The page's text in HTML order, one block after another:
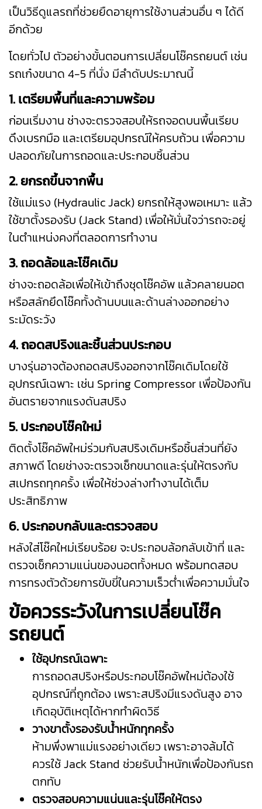
เป็นวิธีดูแลรถที่ช่วยยืดอายุการใช้งานส่วนอื่น ๆ ได้ดี
อีกด้วย
โดยทั่วไป ตัวอย่างขั้นตอนการเปลี่ยนโช๊ครถยนต์ เช่น
รถเก๋งขนาด 4-5 ที่นั่ง มีลำดับประมาณนี้
1. เตรียมพื้นที่และความพร้อม
ก่อนเริ่มงาน ช่างจะตรวจสอบให้รถจอดบนพื้นเรียบ
ดึงเบรกมือ และเตรียมอุปกรณ์ให้ครบถ้วน เพื่อความ
ปลอดภัยในการถอดและประกอบชิ้นส่วน
2. ยกรถขึ้นจากพื้น
ใช้แม่แรง (Hydraulic Jack) ยกรถให้สูงพอเหมาะ แล้ว
ใช้ขาตั้งรองรับ (Jack Stand) เพื่อให้มั่นใจว่ารถจะอยู่
ในตำแหน่งคงที่ตลอดการทำงาน
3. ถอดล้อและโช๊คเดิม
ช่างจะถอดล้อเพื่อให้เข้าถึงชุดโช๊คอัพ แล้วคลายนอต
หรือสลักยึดโช๊คทั้งด้านบนและด้านล่างออกอย่าง
ระมัดระวัง
4. ถอดสปริงและชิ้นส่วนประกอบ
บางรุ่นอาจต้องถอดสปริงออกจากโช๊คเดิมโดยใช้
อุปกรณ์เฉพาะ เช่น Spring Compressor เพื่อป้องกัน
อันตรายจากแรงดันสปริง
5. ประกอบโช๊คใหม่
ติดตั้งโช๊คอัพใหม่ร่วมกับสปริงเดิมหรือชิ้นส่วนที่ยัง
สภาพดี โดยช่างจะตรวจเช็กขนาดและรุ่นให้ตรงกับ
สเปกรถทุกครั้ง เพื่อให้ช่วงล่างทำงานได้เต็ม
ประสิทธิภาพ
6. ประกอบกลับและตรวจสอบ
หลังใส่โช๊คใหม่เรียบร้อย จะประกอบล้อกลับเข้าที่ และ
ตรวจเช็กความแน่นของนอตทั้งหมด พร้อมทดสอบ
การทรงตัวด้วยการขับขี่ในความเร็วต่ำเพื่อความมั่นใจ
ข้อควรระวังในการเปลี่ยนโช๊ค
รถยนต์
ใช้อุปกรณ์เฉพาะ
การถอดสปริงหรือประกอบโช๊คอัพใหม่ต้องใช้
อุปกรณ์ที่ถูกต้อง เพราะสปริงมีแรงดันสูง อาจ
เกิดอุบัติเหตุได้หากทำผิดวิธี
วางขาตั้งรองรับน้ำหนักทุกครั้ง
ห้ามพึ่งพาแม่แรงอย่างเดียว เพราะอาจล้มได้
ควรใช้ Jack Stand ช่วยรับน้ำหนักเพื่อป้องกันรถ
ตกทับ
ตรวจสอบความแน่นและรุ่นโช๊คให้ตรง